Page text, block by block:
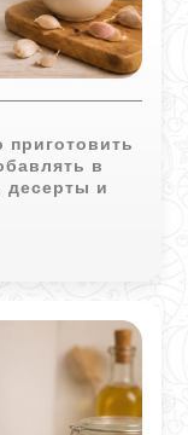
в
десерты и